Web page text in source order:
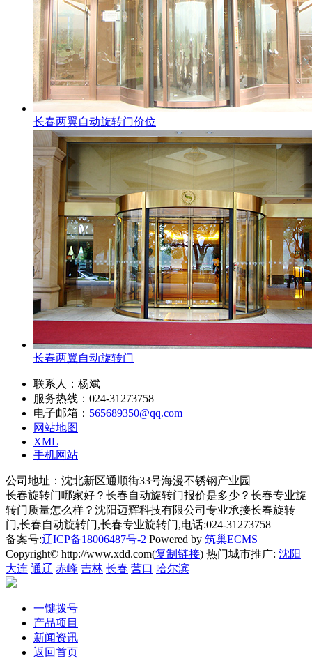
长春两翼自动旋转门价位
长春两翼自动旋转门
联系人：杨斌
服务热线：024-31273758
电子邮箱： 565689350@qq.com
网站地图
XML
手机网站
公司地址：沈北新区通顺街33号海漫不锈钢产业园
长春旋转门哪家好？长春自动旋转门报价是多少？长春专业旋
转门质量怎么样？沈阳迈辉科技有限公司专业承接长春旋转
门,长春自动旋转门,长春专业旋转门,电话:024-31273758
备案号:辽ICP备18006487号-2 Powered by 筑巢ECMS
Copyright© http://www.xdd.com(复制链接) 热门城市推广: 沈阳
大连 通辽 赤峰 吉林 长春 营口 哈尔滨
一键拨号
产品项目
新闻资讯
返回首页